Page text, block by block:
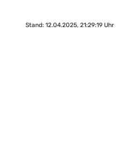
Stand: 12.04.2025, 21:29:19 Uhr